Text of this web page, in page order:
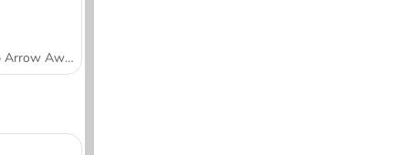
Tap Arrow Away